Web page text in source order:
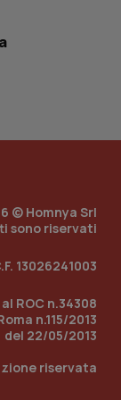
© Homnya Srl
sono riservati
13026241003
ROC n.34308
n.115/2013
del 22/05/2013
riservata